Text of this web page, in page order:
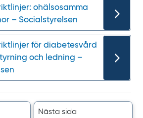
ohälsosamma
– Socialstyrelsen
för diabetesvård
och ledning –
Nästa sida